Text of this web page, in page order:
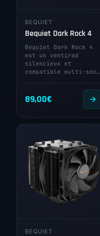
BEQUIET
Bequiet Dark Rock 4
Bequiet Dark Rock 4
est un ventirad
silencieux et
compatible multi-soc…
89,00€
BEQUIET